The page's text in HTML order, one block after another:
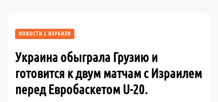
НОВОСТИ 2 ИЗРАИЛЯ
Украина обыграла Грузию и
готовится к двум матчам с Израилем
перед Евробаскетом U-20.